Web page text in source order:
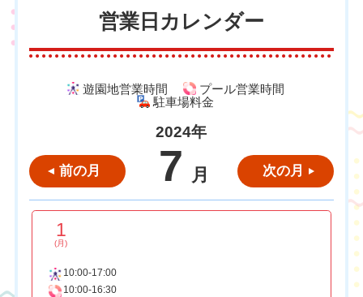
営業日カレンダー
遊園地営業時間
プール営業時間
駐車場料金
前の月
2024年
7 月 次の月
1
(月)
10:00-17:00
10:00-16:30